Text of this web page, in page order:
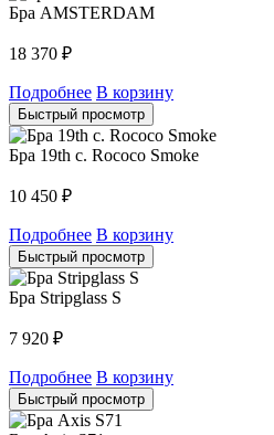
Бра AMSTERDAM
18 370 ₽
Подробнее В корзину
Быстрый просмотр
Бра 19th c. Rococo Smoke
10 450 ₽
Подробнее В корзину
Быстрый просмотр
Бра Stripglass S
7 920 ₽
Подробнее В корзину
Быстрый просмотр